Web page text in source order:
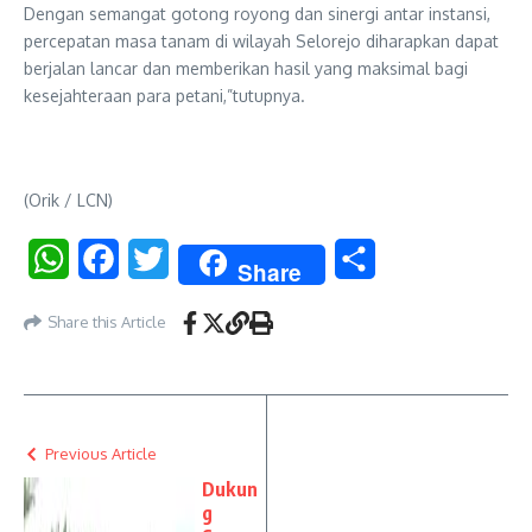
Dengan semangat gotong royong dan sinergi antar instansi,
percepatan masa tanam di wilayah Selorejo diharapkan dapat
berjalan lancar dan memberikan hasil yang maksimal bagi
kesejahteraan para petani,”tutupnya.
(Orik / LCN)
WhatsAppFacebookTwitter Share
Share this Article
Previous Article
Dukun
g